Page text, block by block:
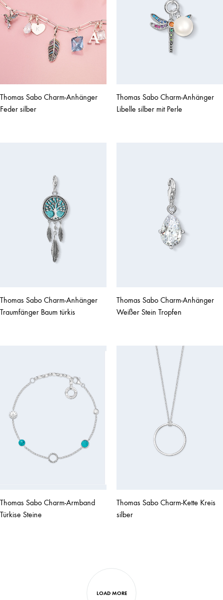
Thomas Sabo Charm-Anhänger
Feder silber
Thomas Sabo Charm-Anhänger
Libelle silber mit Perle
Thomas Sabo Charm-Anhänger
Traumfänger Baum türkis
Thomas Sabo Charm-Anhänger
Weißer Stein Tropfen
Thomas Sabo Charm-Armband
Türkise Steine
Thomas Sabo Charm-Kette Kreis
silber
LOAD MORE